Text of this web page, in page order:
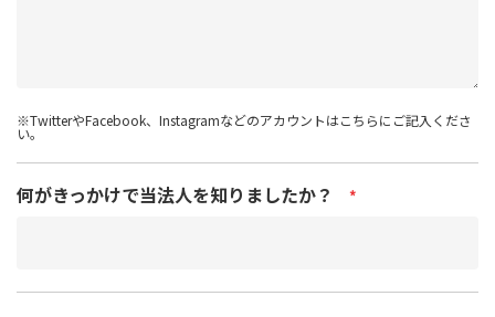
※TwitterやFacebook、Instagramなどのアカウントはこちらにご記入くださ
い。
何がきっかけで当法人を知りましたか？ *